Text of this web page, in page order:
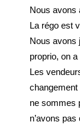
Nous avons
La régo est
Nous avons
proprio, on a
Les
changement
ne sommes
n’avons